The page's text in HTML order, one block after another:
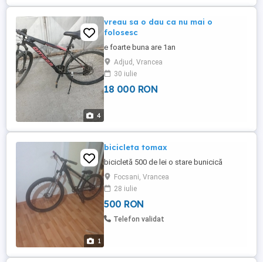
4
vreau sa o dau ca nu mai o
folosesc
e foarte buna are 1an
Adjud, Vrancea
30 iulie
18 000 RON
1
bicicleta tomax
bicicletă 500 de lei o stare bunicică
Focsani, Vrancea
28 iulie
500 RON
Telefon validat